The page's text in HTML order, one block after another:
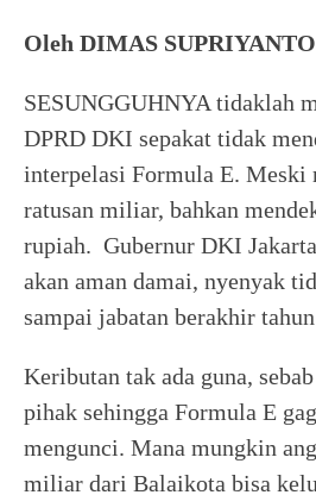
Oleh DIMAS SUPRIYANTO
SESUNGGUHNYA tidaklah
DPRD DKI sepakat tidak
interpelasi Formula E. Meski
ratusan miliar, bahkan
rupiah. Gubernur DKI Jakarta
akan aman damai, nyenyak
sampai jabatan berakhir
Keributan tak ada guna,
pihak sehingga Formula E
mengunci. Mana mungkin
miliar dari Balaikota bisa